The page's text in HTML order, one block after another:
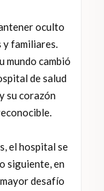
oculto
y familiares.
mundo cambió
de salud
su corazón
el hospital se
siguiente, en
desafío